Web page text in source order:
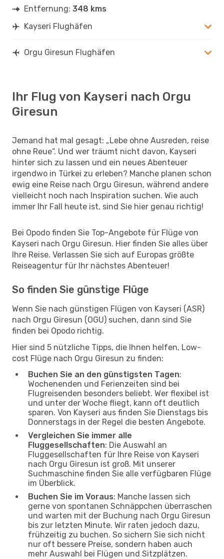
Entfernung: 348 kms
Kayseri Flughäfen
Orgu Giresun Flughäfen
Ihr Flug von Kayseri nach Orgu
Giresun
Jemand hat mal gesagt: „Lebe ohne Ausreden, reise
ohne Reue“. Und wer träumt nicht davon, Kayseri
hinter sich zu lassen und ein neues Abenteuer
irgendwo in Türkei zu erleben? Manche planen schon
ewig eine Reise nach Orgu Giresun, während andere
vielleicht noch nach Inspiration suchen. Wie auch
immer Ihr Fall heute ist, sind Sie hier genau richtig!
Bei Opodo finden Sie Top-Angebote für Flüge von
Kayseri nach Orgu Giresun. Hier finden Sie alles über
Ihre Reise. Verlassen Sie sich auf Europas größte
Reiseagentur für Ihr nächstes Abenteuer!
So finden Sie günstige Flüge
Wenn Sie nach günstigen Flügen von Kayseri (ASR)
nach Orgu Giresun (OGU) suchen, dann sind Sie
finden bei Opodo richtig.
Hier sind 5 nützliche Tipps, die Ihnen helfen, Low-
cost Flüge nach Orgu Giresun zu finden:
Buchen Sie an den günstigsten Tagen:
Wochenenden und Ferienzeiten sind bei
Flugreisenden besonders beliebt. Wer flexibel ist
und unter der Woche fliegt, kann oft deutlich
sparen. Von Kayseri aus finden Sie Dienstags bis
Donnerstags in der Regel die besten Angebote.
Vergleichen Sie immer alle
Fluggesellschaften: Die Auswahl an
Fluggesellschaften für Ihre Reise von Kayseri
nach Orgu Giresun ist groß. Mit unserer
Suchmaschine finden Sie alle verfügbaren Flüge
im Überblick.
Buchen Sie im Voraus: Manche lassen sich
gerne von spontanen Schnäppchen überraschen
und warten mit der Buchung nach Orgu Giresun
bis zur letzten Minute. Wir raten jedoch dazu,
frühzeitig zu buchen. So sichern Sie sich nicht
nur oft bessere Preise, sondern haben auch
mehr Auswahl bei Flügen und Sitzplätzen.